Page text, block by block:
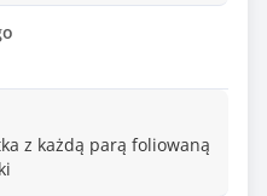
z każdą parą foliowaną